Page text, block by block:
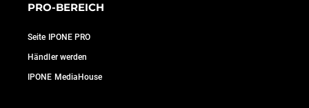
PRO-BEREICH
Seite IPONE PRO
Händler werden
IPONE MediaHouse